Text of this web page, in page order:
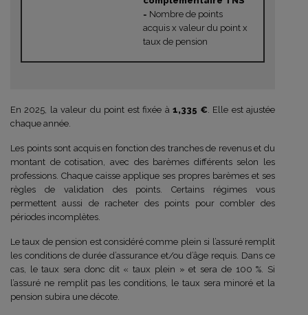
= Nombre de points
acquis x valeur du point x
taux de pension
En 2025, la valeur du point est fixée à1,335 € . Elle est ajustée
chaque année.
Les points sont acquis en fonction des tranches de revenus et du
montant de cotisation, avec des barèmes différents selon les
professions. Chaque caisse applique ses propres barèmes et ses
règles de validation des points. Certains régimes vous
permettent aussi de racheter des points pour combler des
périodes incomplètes.
Le taux de pension est considéré comme plein si l’assuré remplit
les conditions de durée d’assurance et/ou d’âge requis. Dans ce
cas, le taux sera donc dit « taux plein » et sera de 100 %. Si
l’assuré ne remplit pas les conditions, le taux sera minoré et la
pension subira une décote.